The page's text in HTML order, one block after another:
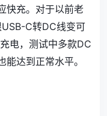
快充。对于以前老
C转DC线变可
电，测试中多款DC
达到正常水平。